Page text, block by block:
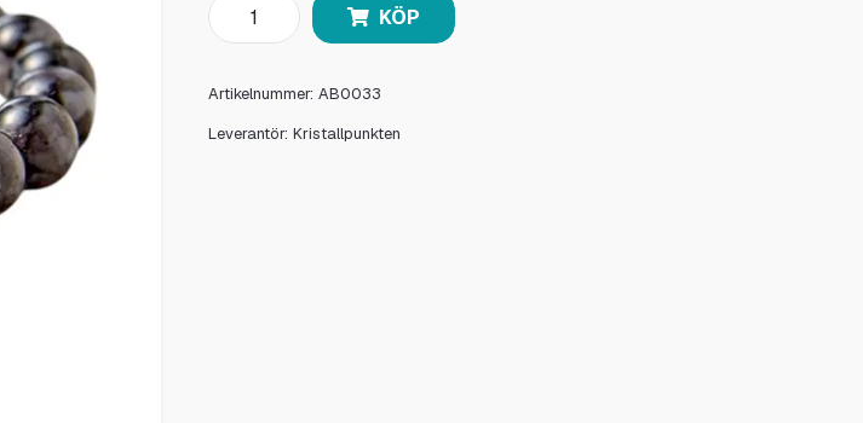
KÖP
Artikelnummer: AB0033
Leverantör: Kristallpunkten